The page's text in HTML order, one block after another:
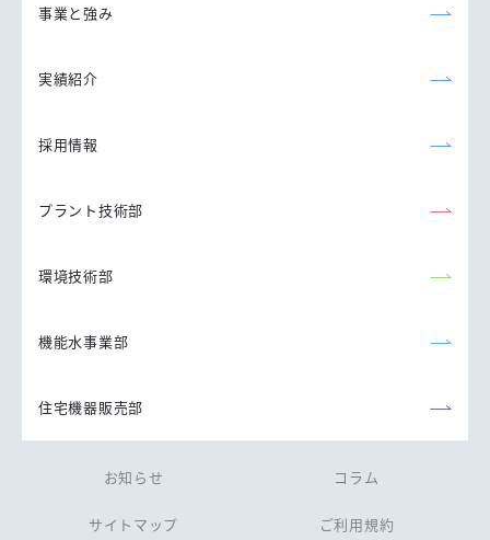
事業と強み
実績紹介
採用情報
プラント技術部
環境技術部
機能水事業部
住宅機器販売部
お知らせ コラム
サイトマップ ご利用規約